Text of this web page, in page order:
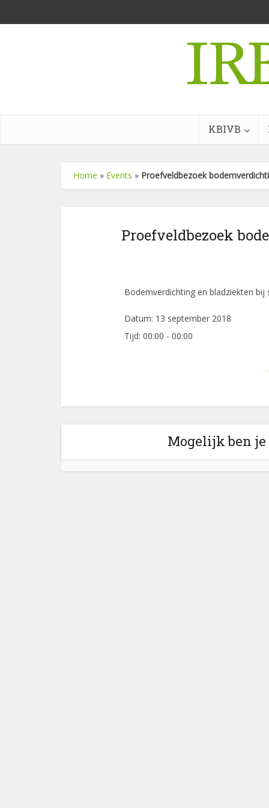
KBIVB
Home » Events » Proefveldbezoek
Proefveldbezoek
Bodemverdichting en bladziekten
Datum: 13 september 2018
Tijd: 00:00 - 00:00
Mogelijk ben